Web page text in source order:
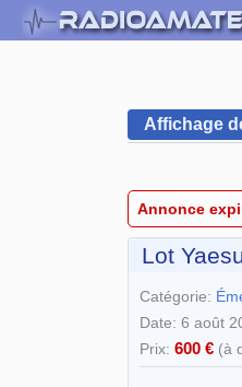
Affichage
Annonce
Lot
Catégorie:
Date: 6 août
Prix: 600 € (à